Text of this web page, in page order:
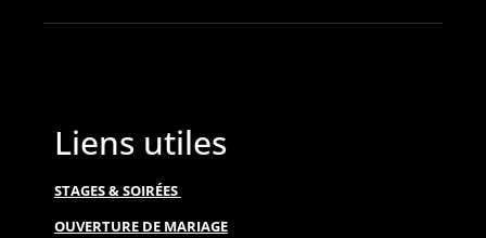
Liens utiles
STAGES & SOIRÉES
OUVERTURE DE MARIAGE